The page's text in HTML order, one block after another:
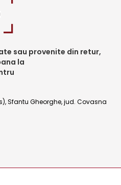
sau provenite din retur,
la
Sfantu Gheorghe, jud. Covasna